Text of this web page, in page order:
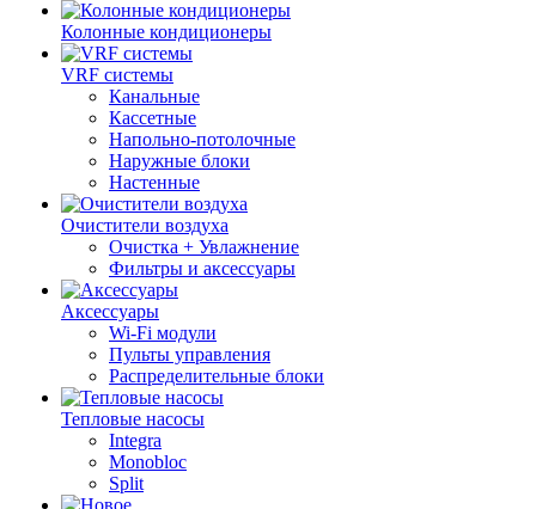
Колонные кондиционеры
VRF системы
Канальные
Кассетные
Напольно-потолочные
Наружные блоки
Настенные
Очистители воздуха
Очистка + Увлажнение
Фильтры и аксессуары
Аксессуары
Wi-Fi модули
Пульты управления
Распределительные блоки
Тепловые насосы
Integra
Monobloc
Split